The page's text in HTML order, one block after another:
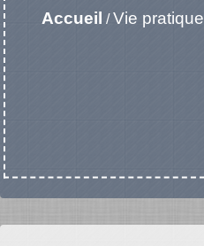
Accueil /Vie pratique